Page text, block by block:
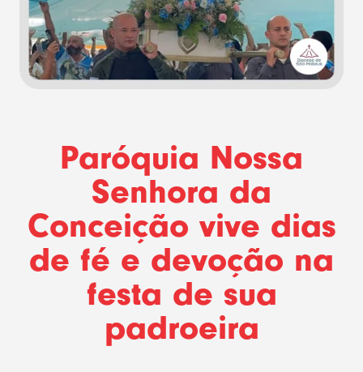
Paróquia Nossa
Senhora da
Conceição vive dias
de fé e devoção na
festa de sua
padroeira